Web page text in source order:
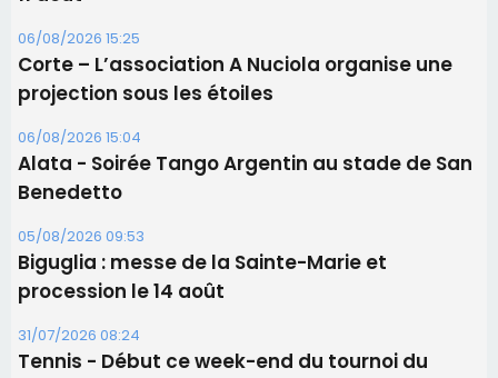
Les brèves
06/08/2026 15:57
Ucciani – Marché des producteurs à Cruculi le
11 août
06/08/2026 15:25
Corte – L’association A Nuciola organise une
projection sous les étoiles
06/08/2026 15:04
Alata - Soirée Tango Argentin au stade de San